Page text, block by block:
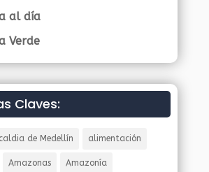
al día
Verde
Claves:
de Medellín alimentación
Amazonas Amazonía